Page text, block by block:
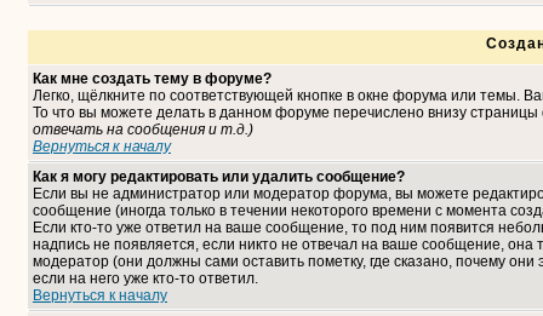
Как мне создать тему в форуме?
Легко, щёлкните по соответствующей кнопке в окне форума или темы.
То что вы можете делать в данном форуме перечислено внизу
отвечать на сообщения и т.д.)
Вернуться к началу
Как я могу редактировать или удалить сообщение?
Если вы не администратор или модератор форума, вы можете
сообщение (иногда только в течении некоторого времени с момента
Если кто-то уже ответил на ваше сообщение, то под ним появится
надпись не появляется, если никто не отвечал на ваше сообщение,
модератор (они должны сами оставить пометку, где сказано, почему
если на него уже кто-то ответил.
Вернуться к началу